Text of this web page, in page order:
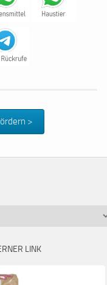
>
LINK